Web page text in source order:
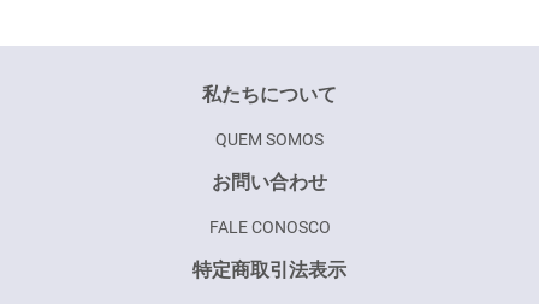
私たちについて
QUEM SOMOS
お問い合わせ
FALE CONOSCO
特定商取引法表示